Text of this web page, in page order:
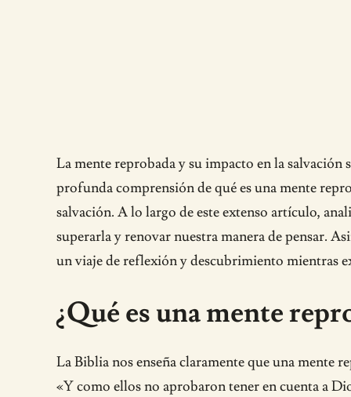
La mente reprobada y su impacto en la salvación
profunda comprensión de qué es una mente
salvación. A lo largo de este extenso artículo,
superarla y renovar nuestra manera de pensar.
un viaje de reflexión y descubrimiento mientras
¿Qué es una mente
La Biblia nos enseña claramente que una mente
«Y como ellos no aprobaron tener en cuenta a